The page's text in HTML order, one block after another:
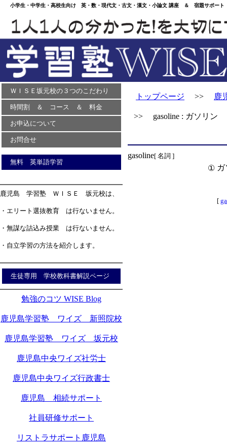
小学生・中学生・高校生向け 英・数・現代文・古文・漢文・小論文 講座 ＆ 宿題サポー
ＷＩＳＥ坂元校の３つのこだわり
時間割 ＆ コース ＆ 料金
お申込について
お問合せ
無料 英単語学習
鹿児島 学習塾 ＷＩＳＥ 坂元校は、
・エリート選抜教育 は行ないません。
・無謀な詰込み授業 は行ないません。
・自立学習の方法を紹介します。
生徒専用 学校教科書解説ページ
勉強のコツ WISE Blog
鹿児島学習塾 ワイズ 新照院校
鹿児島学習塾 ワイズ 坂元校
鹿児島中央ワイズ社労士
鹿児島中央ワイズ行政書士
鹿児島 相続サポート
社員研修サポート
リストラサポート鹿児島
トップページ >> 鹿
>> gasoline : ガソリン
gasoline[ 名詞 ]
①
[